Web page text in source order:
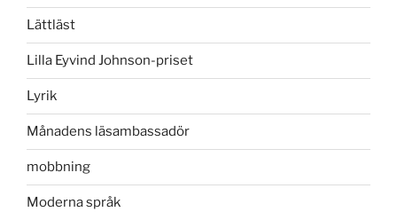
Lättläst
Lilla Eyvind Johnson-priset
Lyrik
Månadens läsambassadör
mobbning
Moderna språk